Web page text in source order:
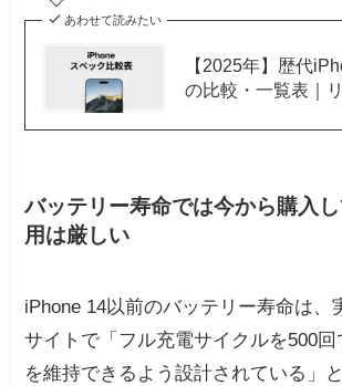
あわせて読みたい
【2025年】歴代
の比較・一覧表｜
バッテリー寿命では今から購入
用は厳しい
iPhone 14以前のバッテリー寿命は、
サイトで「フル充電サイクルを500回
を維持できるよう設計されている」